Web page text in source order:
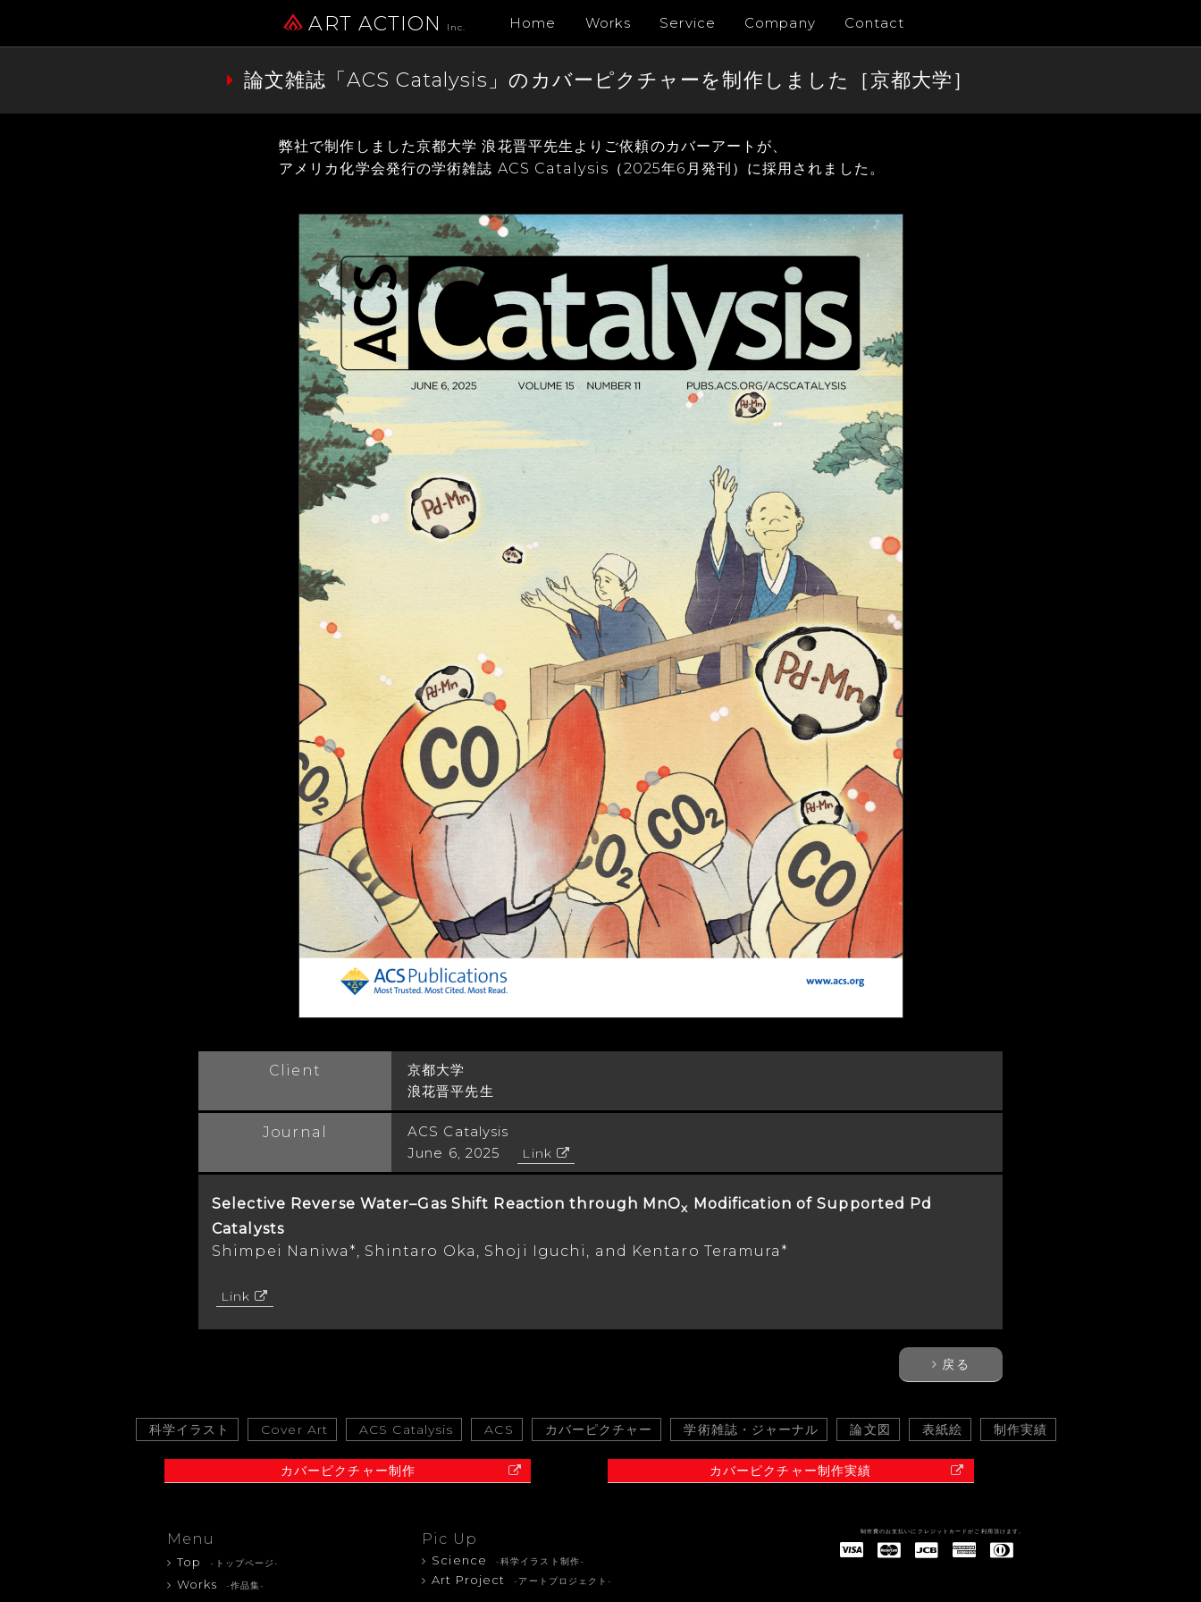
ART ACTION Inc. Home Works Service Company Contact
論文雑誌「ACS Catalysis」のカバーピクチャーを制作しました［京都大学］
弊社で制作しました京都大学 浪花晋平先生よりご依頼のカバーアートが、
アメリカ化学会発行の学術雑誌 ACS Catalysis（2025年6月発刊）に採用されました。
Client
京都大学
浪花晋平先生
Journal
ACS Catalysis
June 6, 2025
Link
Selective Reverse Water–Gas Shift Reaction through MnOx Modification of Supported Pd
Catalysts
Shimpei Naniwa*, Shintaro Oka, Shoji Iguchi, and Kentaro Teramura*
Link
戻る
科学イラスト Cover Art ACS Catalysis ACS カバーピクチャー 学術雑誌・ジャーナル 論文図 表紙絵 制作実績
カバーピクチャー制作 カバーピクチャー制作実績
Menu
Top -トップページ-
Works -作品集-
Pic Up
Science -科学イラスト制作-
Art Project -アートプロジェクト-
制作費のお支払いにクレジットカードがご利用頂けます。